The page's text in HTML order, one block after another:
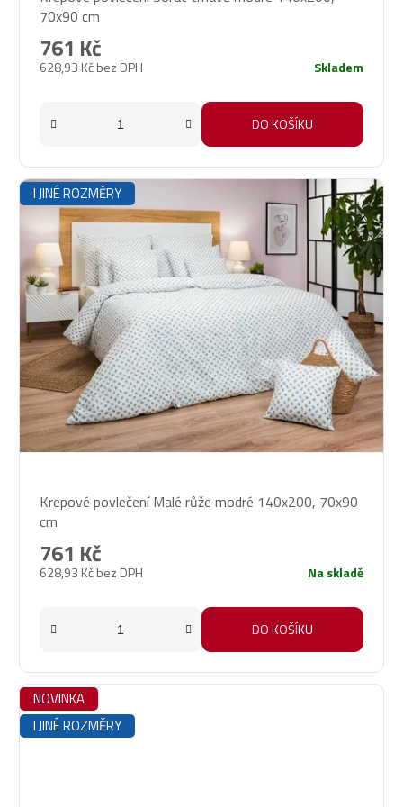
70x90 cm
628,93 Kč bez DPH
761 Kč
Skladem
DO KOŠÍKU
I JINÉ ROZMĚRY
hodnocení
produktu
je
5,0
hvězdiček.
Krepové povlečení Malé růže modré 140x200, 70x90
cm
628,93 Kč bez DPH
761 Kč
Na skladě
DO KOŠÍKU
NOVINKA
I JINÉ ROZMĚRY